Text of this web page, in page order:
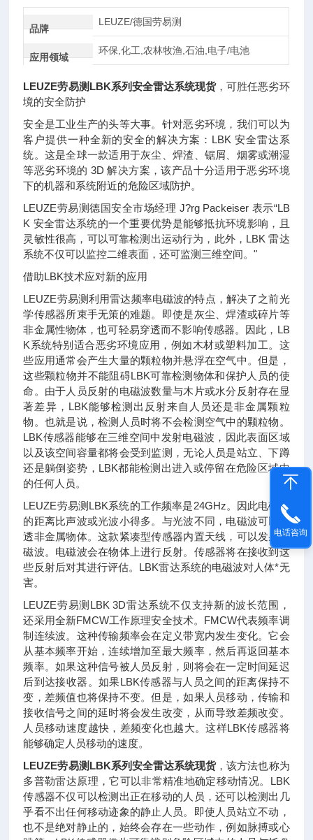
品牌
LEUZE/德国劳易测
应用领域
环保,化工,农林牧渔,石油,电子/电池
LEUZE劳易测LBK系列安全雷达系统现货，可胜任恶劣环
境的安全防护
安全是工业生产的头等大事。针对恶劣环境，我们可以为
客户提供一种全新的安全的解决方案：LBK 安全雷达系
统。这是全球一款适用于灰尘、焊渣、锯屑、烟雾或潮湿
等恶劣环境的 3D 解决方案，该产品十分适用于恶劣环境
下的机器和系统附近的危险区域防护。
LEUZE劳易测德国安全市场经理 J?rg Packeiser 表示“LB
K 安全雷达系统的一个重要优势是能够抵抗环境影响，且
灵敏性很高，可以可靠检测出运动行为，此外，LBK 雷达
系统不仅可以监控二维表面，还可监测三维空间。"
借助LBK技术应对新的应用
LEUZE劳易测利用雷达频率电磁波的特点，解决了之前光
学传感器所束手无策的难题。即使是灰尘、焊渣或碎片等
非金属性物体，也可轻易穿透而不影响传感器。因此，LB
K系统特别适合恶劣环境应用，例如木材或塑料加工。这
些应用通常会产生大量的颗粒物并悬浮在空气中。但是，
这些颗粒物并不能阻碍LBK可靠检测物体和保护人员的使
命。由于人员反射的电磁波数量与木片或水分反射存在显
著差异，LBK能够检测出反射来自人员还是非金属颗粒
物。也就是说，检测人员时将不会检测空气中的颗粒物。
LBK传感器能够在三维空间中发射电磁波，因此表面区域
以及该空间容量都将会受到监测，无论人员是站立、下蹲
还是躺倒姿势，LBK都能检测出进入或停留在危险区域中
的任何人员。
LEUZE劳易测LBK系统的工作频率是24GHz。因此电磁波
的距离比声波或光波小得多。与光波不同，电磁波可以穿
透非金属物体。这款紧凑型传感器内置天线，可以发射电
磁波。电磁波会在物体上进行反射。传感器将在接收到这
些反射后对其进行评估。LBK雷达系统的电磁波对人体*无
害。
LEUZE劳易测LBK 3D雷达系统不仅支持新的波长范围，
还采用全新FMCW工作原理安全技术。FMCW代表频率调
制连续波。这种传输频率会在定义带宽内发生变化。它会
从基本频率开始，连续增加至最大频率，然后再返回基本
频率。如果这种信号被人员反射，则将会在一定时间延迟
后到达接收器。如果LBK传感器与人员之间的距离保持不
变，差频值也将保持不变。但是，如果人员移动，传输和
接收信号之间的延时将会发生改变，从而导致差频改变。
人员移动速度越快，差频变化也越大。这样LBK传感器将
能够确定人员移动的速度。
LEUZE劳易测LBK系列安全雷达系统现货，该方法也称为
多普勒雷达原理，它可以非常精准地确定移动情况。LBK
传感器不仅可以检测出正在移动的人员，还可以检测出几
乎看不出任何移动迹象的静止人员。即使人员站立不动，
也不是绝对静止的，始终会存在一些动作，例如脉搏或心
电话咨询